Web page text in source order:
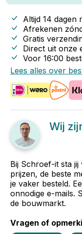
Altijd 14 dagen
Afrekenen
Gratis
Direct uit onze
Voor 16:00
Lees alles over
Wij
Bij Schroef-it sta
prijzen, de beste
je vaker besteld.
onnodige e-mails.
de bouwmarkt.
Vragen of